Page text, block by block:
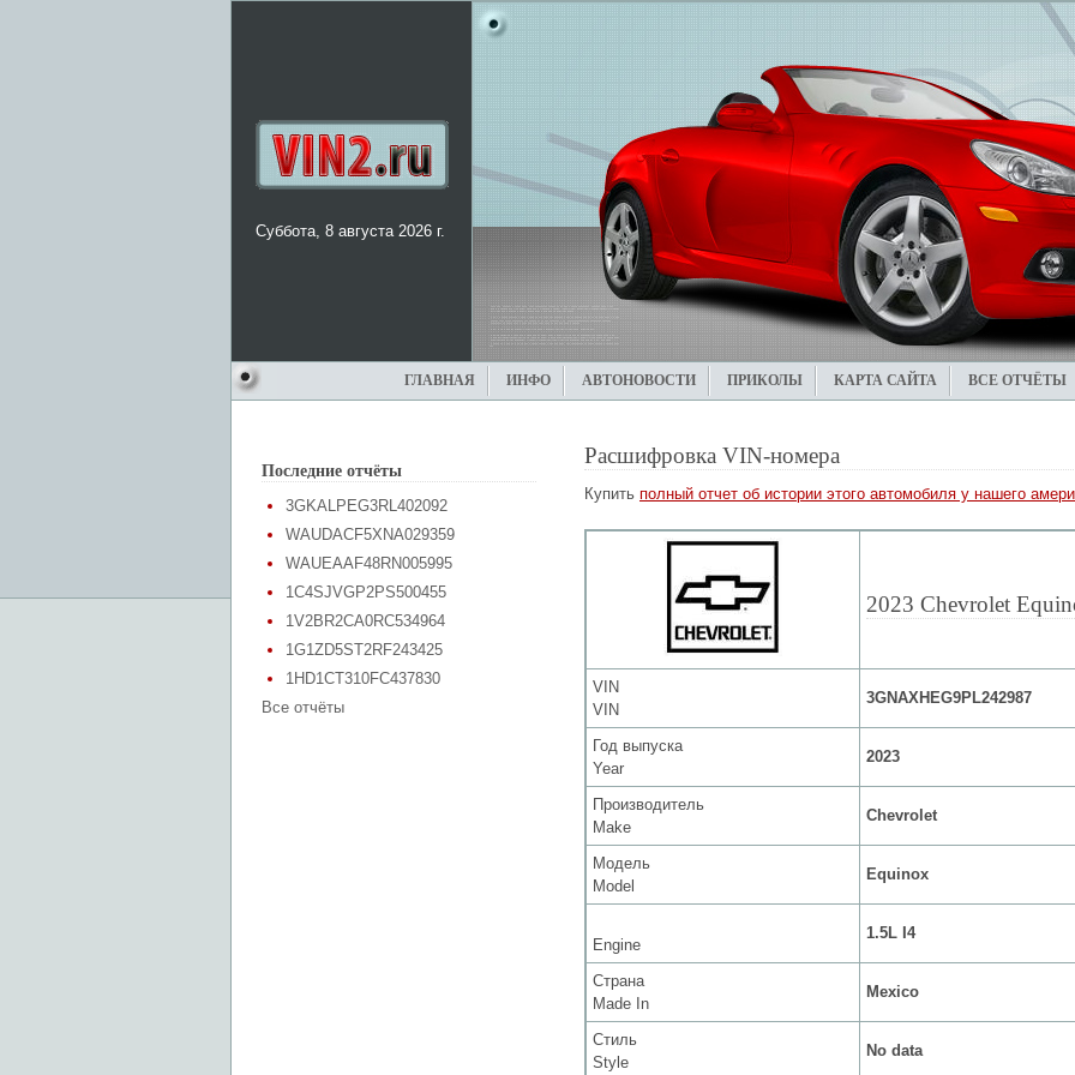
Суббота, 8 августа 2026 г.
ГЛАВНАЯ ИНФО АВТОНОВОСТИ ПРИКОЛЫ КАРТА САЙТА ВСЕ ОТЧЁТЫ
Последние отчёты
3GKALPEG3RL402092
WAUDACF5XNA029359
WAUEAAF48RN005995
1C4SJVGP2PS500455
1V2BR2CA0RC534964
1G1ZD5ST2RF243425
1HD1CT310FC437830
Все отчёты
Расшифровка VIN-номера
Купить полный отчет об истории этого автомобиля у нашего
2023 Chevrolet
VIN
VIN
3GNAXHEG9PL242987
Год выпуска
Year
2023
Производитель
Make
Chevrolet
Модель
Model
Equinox
Engine
1.5L I4
Страна
Made In
Mexico
Стиль
Style
No data